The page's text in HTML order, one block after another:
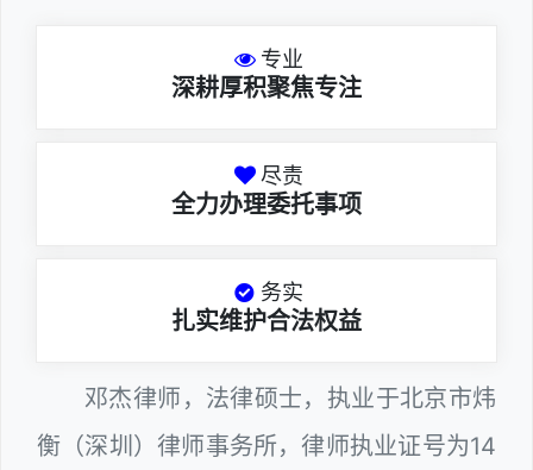
专业
深耕厚积聚焦专注
尽责
全力办理委托事项
务实
扎实维护合法权益
邓杰律师，法律硕士，执业于北京市炜
衡（深圳）律师事务所，律师执业证号为14